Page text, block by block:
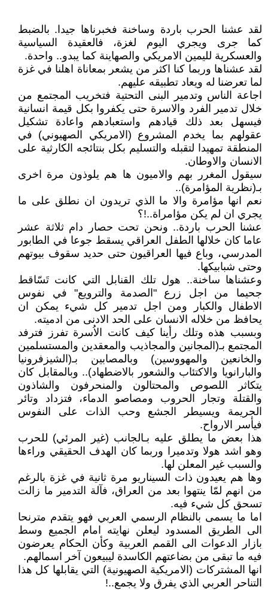
لقد عشنا الحرب باردة وساخنة فخبرناها جيدا. بالضبط
كما جرى ويجري اليوم لغزة، فالعقيدة السياسية
والعسكرية لليمين الامريكي والصهاينة كما يبدو.. واحدة.
لقد عشناها وربما كنا اكثر من يشعر بمعاناة اهلنا في غزة
لما تعرضنا له ويعاد تطبيقه عليهم.
اجاعة الناس وتدمير البنى التحتية فتخريب المجتمع من
خلال تدمير الفرد والاسرة حتى يكفروا بكل قيمة انسانية
فيسهل بعد ذلك قيادهم واستعبادهم واعادة تشكيل
عقولهم بما يخدم المشروع (الامريكي الصهيوني) في
المنطقة تمهيدا لتقبله والتسليم بكل بنتائجه الكارثية على
الانسان والاوطان.
سيقول المغرر بهم والاميون ها هم يلوذون مرة اخرى
بـ(نظرية المؤامرة)..
نعم انها مؤامرة والا ما الذي تريدون ان نطلق على ما
يجري ان لم يكن مؤامراة..!؟
عشنا الحرب باردة.. ونحن تحت حصار دام ثلاثة عشر
عاما كان خلالها الطفل العراقي يسقط جوعا في الطابور
المدرسي، وباع فيها العراقيون حتى حديد سقوف بيوتهم
وحتى شبابيكها.
وعشناها ساخنة.. هول تلك القنابل التي كانت تَسّاقط
جحيما من اجل زرع "الصدمة والترويع" في نفوس
الاطفال والكبار ومن اجل تدمير كل شيء يمكن ان
يحافظ من خلاله الانسان على الحد الادنى من ادميته.
وبسبب هذه وتلك رأينا كيف كانت الاُسرة تفرز فترفد
المجتمع بـ(المجانين والمجاذيب والمعقدين والمستسلمين
والخانعين والمهووسين) وبالمصابين بـ(الشيزفرونيا
والبارانويا والاكتئاب والشعور بالاضطهاد).. وبالمقابل كان
يتكاثر اللصوص والمحتالون والمنحرفون والشاذون
والقتلة وتجار الحروب ومصاصو الدماء، فتزداد وتائر
الجريمة ويسيطر الجشع وحب الذات على النفوس
فيأسر الارواح.
هذا بعض ما يطلق عليه بـالجانب (غير المرئي) للحرب
وهو اشد هولا وتدميرا وربما كان الهدف الحقيقي وراءها
والسبب غير المعلن لها.
وها هم يعيدون ذات السيناريو مرة ثانية في غزة بالرغم
من انهم لمّا ينتهوا بعد من العراق، فآلة التدمير ما زالت
تسحق كل شيء فيه.
اما ما يسمى بالنظام الرسمي العربي فهو يتقدم مترنحا
الى الطريق المسدود ليعلن نهايته امام الجميع وسط
بازار الدعوات الى القمم العربية وكأن الحكام يعرضون
فيه ما تبقى من بضاعتهم الكاسدة ليبيعون آخر اسمالهم.
انها المشتركات (الامريكية الصهيونية) التي يقابلها كل هذا
التناحر العربي الذي يفرق ولا يجمع..!